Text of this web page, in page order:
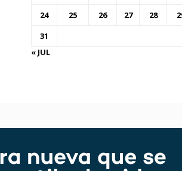
24
25 26 27 28
31
« JUL